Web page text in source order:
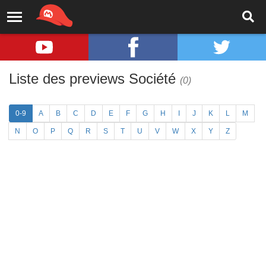
Liste des previews Société (0)
0-9 A B C D E F G H J K L M
N O P Q R S T U V W X Y Z